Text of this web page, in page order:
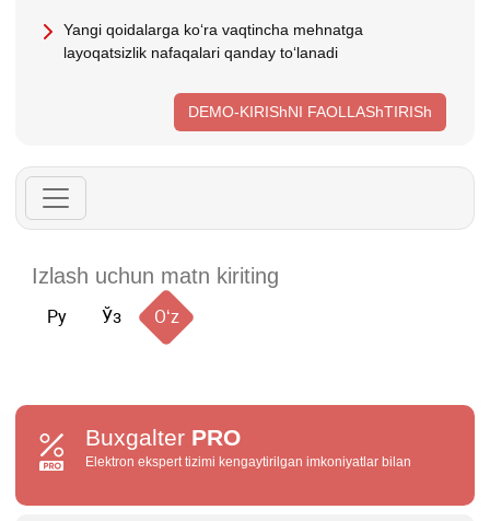
Yangi qoidalarga koʻra vaqtincha mehnatga
layoqatsizlik nafaqalari qanday toʻlanadi
DEMO-KIRIShNI FAOLLAShTIRISh
Ру Ўз Oʻz
Buxgalter PRO
Elektron ekspert tizimi kengaytirilgan imkoniyatlar bilan